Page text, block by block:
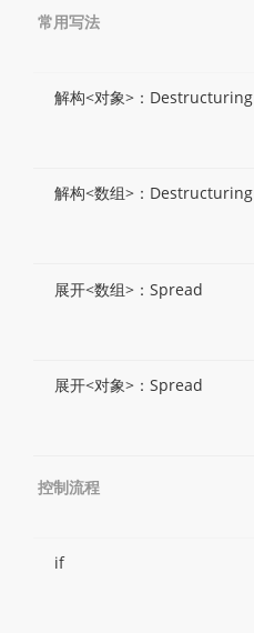
常用写法
解构<对象>：Destructuring
解构<数组>：Destructuring
展开<数组>：Spread
展开<对象>：Spread
控制流程
if